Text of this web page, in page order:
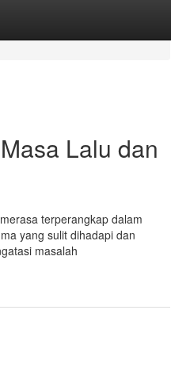
Lalu dan
terperangkap dalam
yang sulit dihadapi dan
masalah